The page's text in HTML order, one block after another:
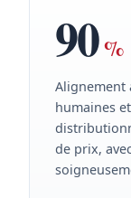
90%
Alignement
humaines
de prix,